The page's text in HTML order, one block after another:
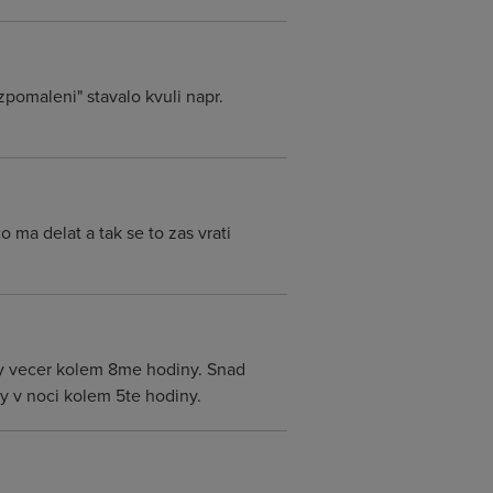
stavalo kvuli napr.
ma delat a tak se to zas vrati
kolem 8me hodiny. Snad
v noci kolem 5te hodiny.